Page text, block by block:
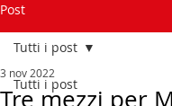
Post
Tutti i post
Tutti i post
Tre mezzi per
3 nov 2022